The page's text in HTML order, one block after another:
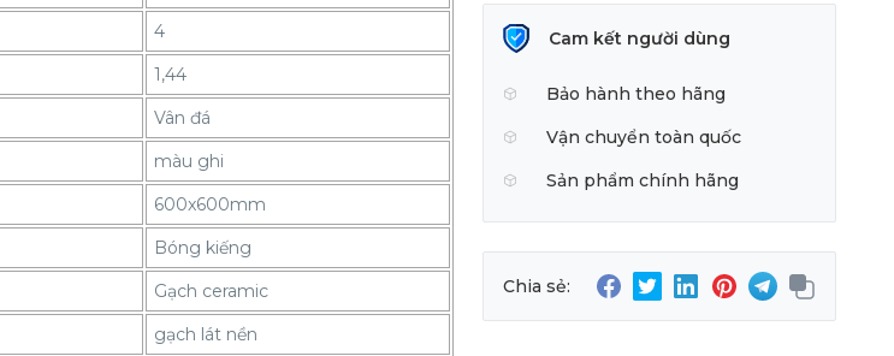
4
1,44
Vân đá
màu ghi
600x600mm
Bóng kiếng
Gạch ceramic
gạch lát nền
Cam kết người dùng
Bảo hành theo hãng
Vận chuyển toàn quốc
Sản phẩm chính hãng
Chia sẻ: